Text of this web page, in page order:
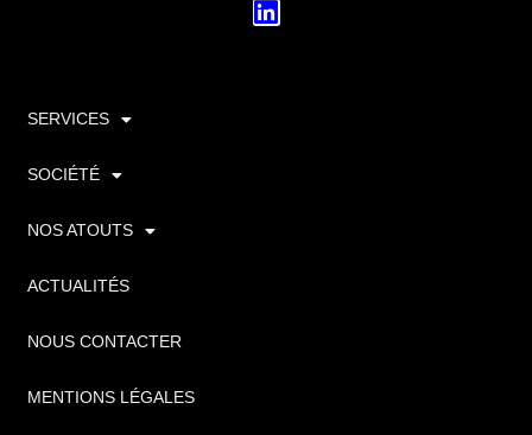
SERVICES
SOCIÉTÉ
NOS ATOUTS
ACTUALITÉS
NOUS CONTACTER
MENTIONS LÉGALES